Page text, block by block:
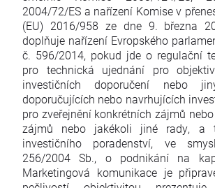
2004/72/ES a nařízení Komise v
(EU) 2016/958 ze dne 9. března
doplňuje nařízení Evropského
č. 596/2014, pokud jde o regulační
pro technická ujednání pro
investičních doporučení nebo
doporučujících nebo navrhujících
pro zveřejnění konkrétních zájmů
zájmů nebo jakékoli jiné rady,
investičního poradenství, ve
256/2004 Sb., o podnikání na
Marketingová komunikace je